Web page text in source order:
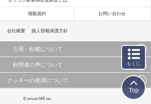
掲載規約 お問い合わせ
会社概要 個人情報保護方針
引用・転載について
文字、写真、イラスト、画像データ等）及びこれらの配置・
無断転載・複製などの二次利用を行うことは固く禁じており
利用者の声について
べてサービスの利用者が提出された見解・感想です。
ご理解いただいた上でご覧ください。
クッキーの使用について
て、ユーザーに合わせたコンテンツや広告の表示、ソーシャル
© oricon ME inc.
もくじ
Top